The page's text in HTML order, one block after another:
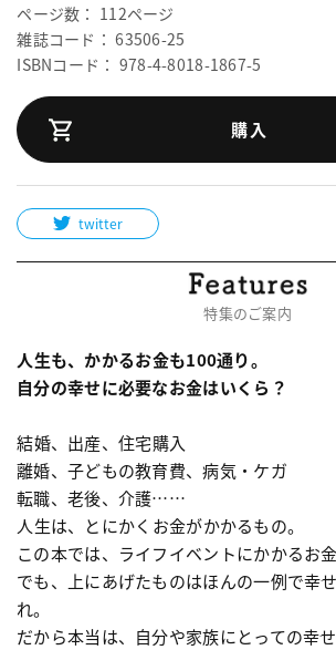
ページ数： 112ページ
雑誌コード： 63506-25
ISBNコード： 978-4-8018-1867-5
購入
twitter
特集のご案内
人生も、かかるお金も100通り。
自分の幸せに必要なお金はいくら？
結婚、出産、住宅購入
離婚、子どもの教育費、病気・ケガ
転職、老後、介護……
人生は、とにかくお金がかかるもの。
この本では、ライフイベントにかかるお金
でも、上にあげたものはほんの一例で幸
れ。
だから本当は、自分や家族にとっての幸